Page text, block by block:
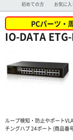
初めての方 お気に入
PCパーツ・
IO-DATA
ループ検知・防止やポート
チングハブ 24ポート (商品